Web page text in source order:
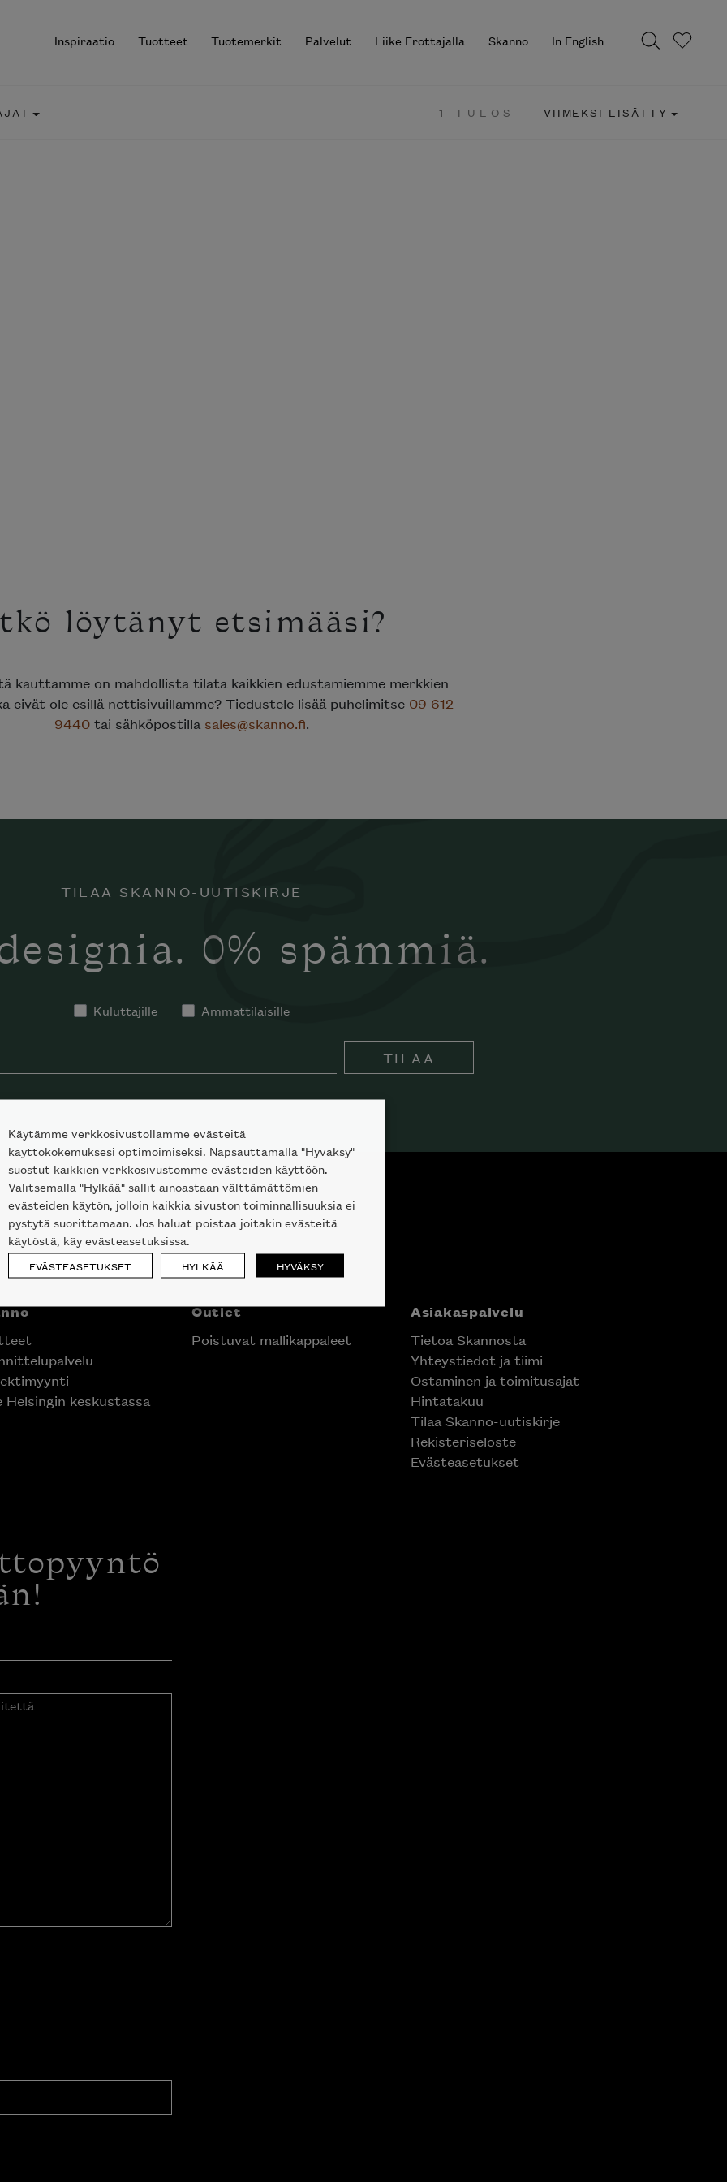
Inspiraatio Tuotteet Tuotemerkit Palvelut Liike Erottajalla Skanno In English
1 TULOS VIIMEKSI LISÄTTY
löytänyt etsimääsi?
kauttamme on mahdollista tilata kaikkien edustamiemme merkkien
eivät ole esillä nettisivuillamme? Tiedustele lisää puhelimitse09 612
9440tai sähköpostillasales@skanno.fi.
TILAA SKANNO-UUTISKIRJE
0% spämmiä.
Kuluttajille Ammattilaisille
TILAA
Helsingin keskustassa
Outlet
Poistuvat mallikappaleet
Asiakaspalvelu
Tietoa Skannosta
Yhteystiedot ja tiimi
Ostaminen ja toimitusajat
Hintatakuu
Tilaa Skanno-uutiskirje
Rekisteriseloste
Evästeasetukset
tilata
kotiisi?
merkin laadukkaasta
Käytämme verkkosivustollamme evästeitä
käyttökokemuksesi optimoimiseksi. Napsauttamalla "Hyväksy"
suostut kaikkien verkkosivustomme evästeiden käyttöön.
Valitsemalla "Hylkää" sallit ainoastaan välttämättömien
evästeiden käytön, jolloin kaikkia sivuston toiminnallisuuksia ei
pystytä suorittamaan. Jos haluat poistaa joitakin evästeitä
käytöstä, käy evästeasetuksissa.
EVÄSTEASETUKSET HYLKÄÄ HYVÄKSY